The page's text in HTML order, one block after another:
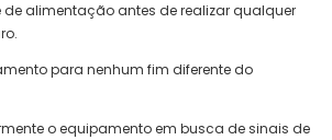
de alimentação antes de realizar qualquer
para nenhum fim diferente do
o equipamento em busca de sinais de